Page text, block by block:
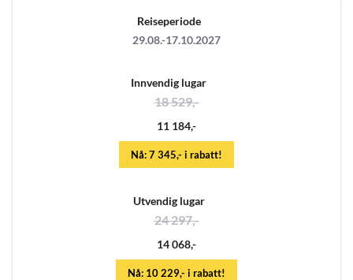
Reiseperiode
29.08.-17.10.2027
Innvendig lugar
18 529,-
11 184,-
Nå: 7 345,- i rabatt!
Utvendig lugar
24 297,-
14 068,-
Nå: 10 229,- i rabatt!